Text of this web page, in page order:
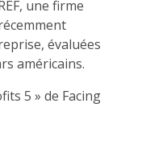
une firme
évaluées
américains.
5 » de Facing